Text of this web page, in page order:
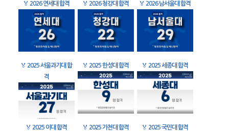
🏅 2026 연세대 합격 🏅 2026 청강대 합격 🏅 2026 남서울대 합격
🏅 2025 서울과기대 합
격
🏅 2025 한성대 합격 🏅 2025 세종대 합격
🏅 2025 이대 합격 🏅 2025 가천대 합격 🏅 2025 국민대 합격